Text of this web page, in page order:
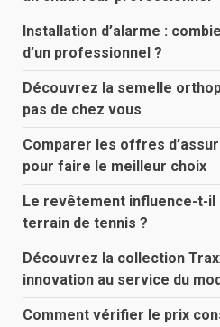
Installation d’alarme :
d’un professionnel ?
Découvrez la semelle
pas de chez vous
Comparer les offres
pour faire le meilleur choix
Le revêtement influence-t-
terrain de tennis ?
Découvrez la collection
innovation au service du
Comment vérifier le prix